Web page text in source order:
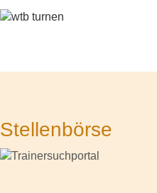
Stellenbörse